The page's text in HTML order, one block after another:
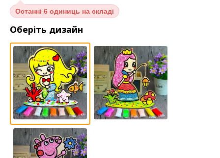
Останні 6 одиниць на складі
Оберіть дизайн